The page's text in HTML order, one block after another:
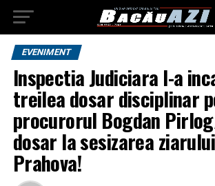
EVENIMENT
Inspectia Judiciara l-a
treilea dosar disciplinar
procurorul Bogdan
dosar la sesizarea
Prahova!